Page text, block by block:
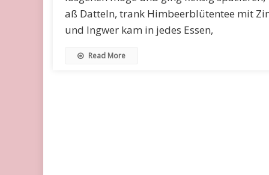
aß Datteln, trank Himbeerblütentee mit
und Ingwer kam in jedes Essen,
Read More